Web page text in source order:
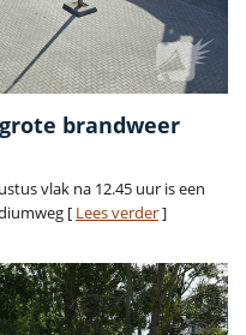
brandweer
vlak na 12.45 uur is een
[ Lees verder]